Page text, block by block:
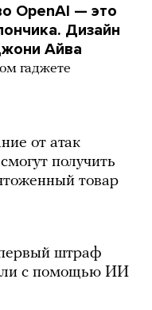
OpenAI — это
Дизайн
Айва
гаджете
от атак
получить
товар
штраф
с помощью ИИ